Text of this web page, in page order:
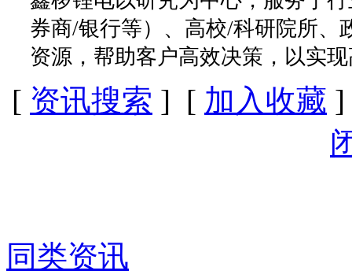
券商/银行等）、高校/科研院所、
资源，帮助客户高效决策，以实
[ 资讯搜索 ] [ 加入收藏
同类资讯